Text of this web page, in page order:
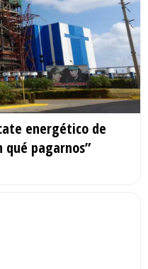
energético de
qué pagarnos”